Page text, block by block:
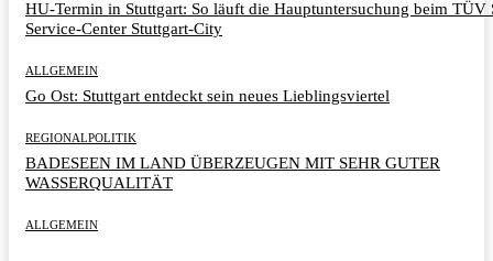
HU-Termin in Stuttgart: So läuft die Hauptuntersuchung beim TÜV
Service-Center Stuttgart-City
ALLGEMEIN
Go Ost: Stuttgart entdeckt sein neues Lieblingsviertel
REGIONALPOLITIK
BADESEEN IM LAND ÜBERZEUGEN MIT SEHR GUTER
WASSERQUALITÄT
ALLGEMEIN